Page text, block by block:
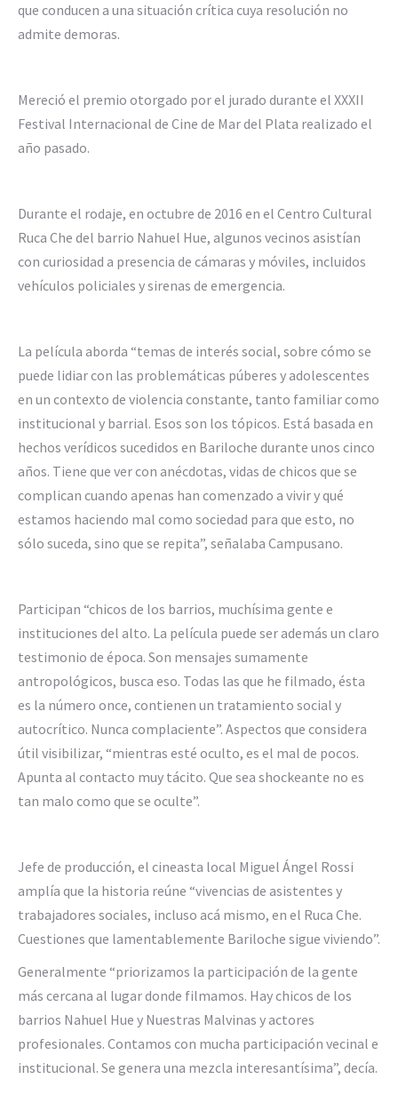
que conducen a una situación crítica cuya resolución no
admite demoras.
Mereció el premio otorgado por el jurado durante el XXXII
Festival Internacional de Cine de Mar del Plata realizado el
año pasado.
Durante el rodaje, en octubre de 2016 en el Centro Cultural
Ruca Che del barrio Nahuel Hue, algunos vecinos asistían
con curiosidad a presencia de cámaras y móviles, incluidos
vehículos policiales y sirenas de emergencia.
La película aborda “temas de interés social, sobre cómo se
puede lidiar con las problemáticas púberes y adolescentes
en un contexto de violencia constante, tanto familiar como
institucional y barrial. Esos son los tópicos. Está basada en
hechos verídicos sucedidos en Bariloche durante unos cinco
años. Tiene que ver con anécdotas, vidas de chicos que se
complican cuando apenas han comenzado a vivir y qué
estamos haciendo mal como sociedad para que esto, no
sólo suceda, sino que se repita”, señalaba Campusano.
Participan “chicos de los barrios, muchísima gente e
instituciones del alto. La película puede ser además un claro
testimonio de época. Son mensajes sumamente
antropológicos, busca eso. Todas las que he filmado, ésta
es la número once, contienen un tratamiento social y
autocrítico. Nunca complaciente”. Aspectos que considera
útil visibilizar, “mientras esté oculto, es el mal de pocos.
Apunta al contacto muy tácito. Que sea shockeante no es
tan malo como que se oculte”.
Jefe de producción, el cineasta local Miguel Ángel Rossi
amplía que la historia reúne “vivencias de asistentes y
trabajadores sociales, incluso acá mismo, en el Ruca Che.
Cuestiones que lamentablemente Bariloche sigue viviendo”.
Generalmente “priorizamos la participación de la gente
más cercana al lugar donde filmamos. Hay chicos de los
barrios Nahuel Hue y Nuestras Malvinas y actores
profesionales. Contamos con mucha participación vecinal e
institucional. Se genera una mezcla interesantísima”, decía.